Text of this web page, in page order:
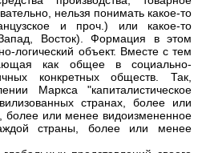
нельзя понимать какое-то
и проч.) или какое-то
Восток). Формация в этом
логический объект. Вместе с тем
как общее в социально-
конкретных обществ. Так,
Маркса "капиталистическое
странах, более или
более или менее видоизмененное
страны, более или менее